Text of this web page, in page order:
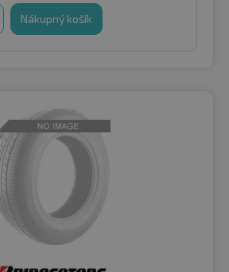
Nákupný košík